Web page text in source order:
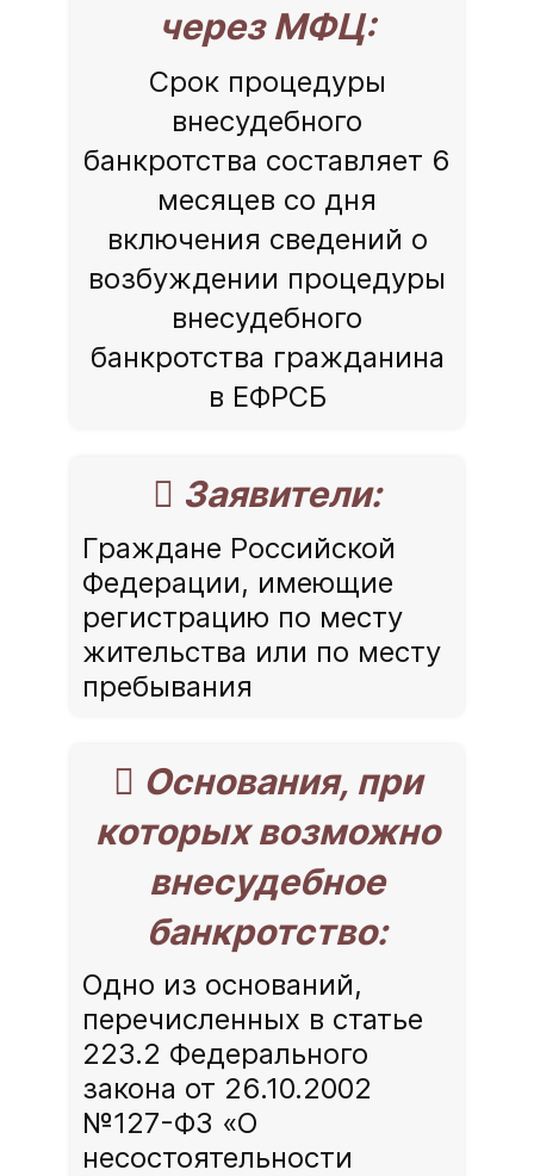
через МФЦ:
Срок процедуры
внесудебного
банкротства составляет 6
месяцев со дня
включения сведений о
возбуждении процедуры
внесудебного
банкротства гражданина
в ЕФРСБ
 Заявители:
Граждане Российской
Федерации, имеющие
регистрацию по месту
жительства или по месту
пребывания
 Основания, при
которых возможно
внесудебное
банкротство:
Одно из оснований,
перечисленных в статье
223.2 Федерального
закона от 26.10.2002
№127-ФЗ «О
несостоятельности